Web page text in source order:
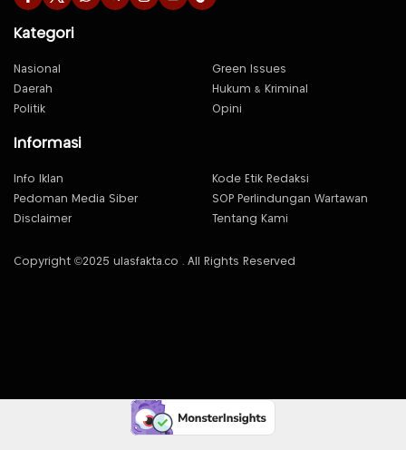
Kategori
Nasional
Green Issues
Daerah
Hukum & Kriminal
Politik
Opini
Informasi
Info Iklan
Kode Etik Redaksi
Pedoman Media Siber
SOP Perlindungan Wartawan
Disclaimer
Tentang Kami
Copyright ©2025 ulasfakta.co . All Rights Reserved